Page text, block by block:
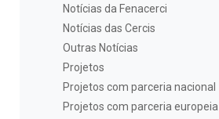
Notícias da Fenacerci
Notícias das Cercis
Outras Notícias
Projetos
Projetos com parceria nacional
Projetos com parceria europeia